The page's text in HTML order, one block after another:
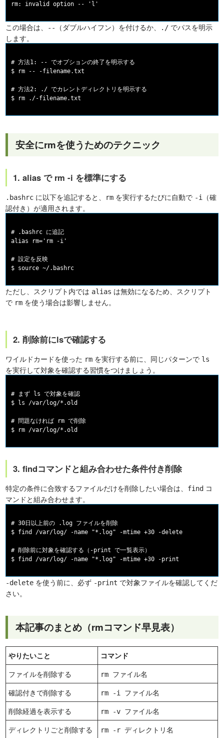
この場合は、 -- （ダブルハイフン）を付けるか、 ./ でパスを明示
します。
# 方法1: -- でオプションの終了を明示する
$ rm -- -filename.txt
# 方法2: ./ でカレントディレクトリを明示する
安全にrmを使うためのテクニック
1. alias で rm -i を標準にする
.bashrc に以下を追記すると、 rm を実行するたびに自動で -i
（確
認付き）が適用されます。
# .bashrc に追記
alias rm='rm -i'
# 設定を反映
ただし、スクリプト内では alias は無効になるため、スクリプト
で rm を使う場合は影響しません。
2. 削除前にlsで確認する
ワイルドカードを使った rm を実行する前に、同じパターンで ls
を実行して対象を確認する習慣をつけましょう。
# まず ls で対象を確認
$ ls /var/log/*.old
# 問題なければ rm で削除
3. findコマンドと組み合わせた条件付き削除
特定の条件に合致するファイルだけを削除したい場合は、 find コ
マンドと組み合わせます。
# 30日以上前の .log ファイルを削除
$ find /var/log/ -name "*.log" -mtime +30 -delete
# 削除前に対象を確認する（-print で一覧表示）
-delete を使う前に、必ず -print で対象ファイルを確認してくだ
さい。
本記事のまとめ（rmコマンド早見表）
やりたいこと コマンド
ファイルを削除する rm ファイル名
確認付きで削除する rm -i ファイル名
削除経過を表示する rm -v ファイル名
ディレクトリごと削除する rm -r ディレクトリ名